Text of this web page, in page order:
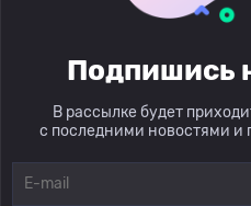
Подпишись
В рассылке будет
с последними новостями и